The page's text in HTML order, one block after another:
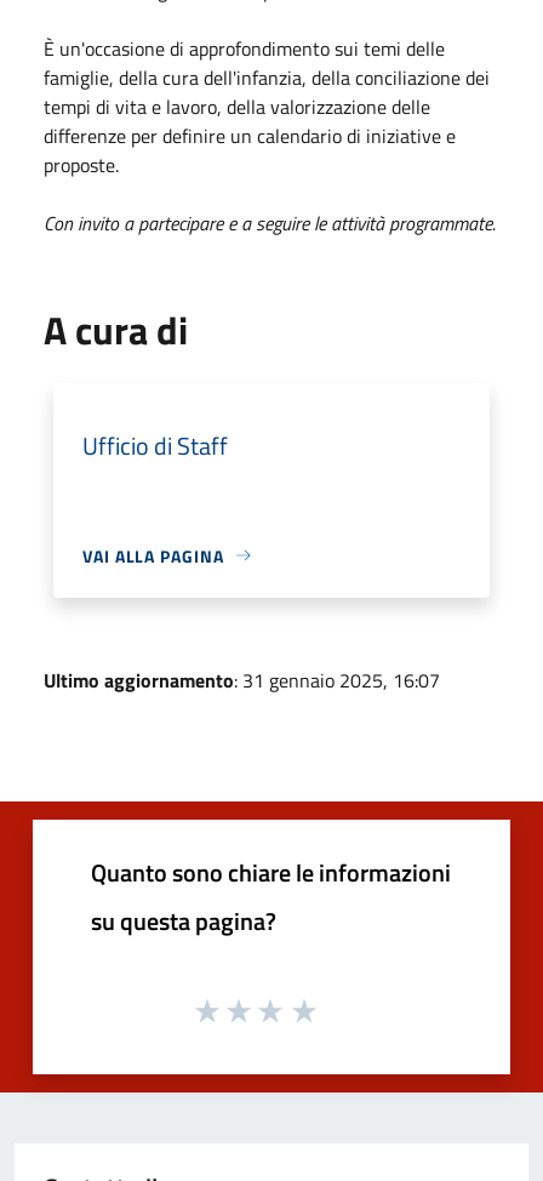
È un'occasione di approfondimento sui temi delle
famiglie, della cura dell'infanzia, della conciliazione dei
tempi di vita e lavoro, della valorizzazione delle
differenze per definire un calendario di iniziative e
proposte.
Con invito a partecipare e a seguire le attività programmate.
A cura di
Ufficio di Staff
VAI ALLA PAGINA
Ultimo aggiornamento: 31 gennaio 2025, 16:07
Quanto sono chiare le informazioni
su questa pagina?